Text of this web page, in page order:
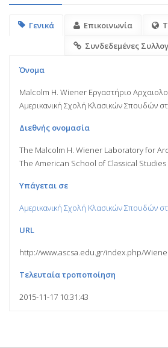
Γενικά Επικοινωνία
Συνδεδεμένες
Όνομα
Malcolm H. Wiener Εργαστήριο
Αμερικανική Σχολή Κλασικών Σπουδών
Διεθνής ονομασία
The Malcolm H. Wiener Laboratory for
The American School of Classical
Υπάγεται σε
Αμερικανική Σχολή Κλασικών Σπουδών
URL
http://www.ascsa.edu.gr/index.php/
Τελευταία τροποποίηση
2015-11-17 10:31:43